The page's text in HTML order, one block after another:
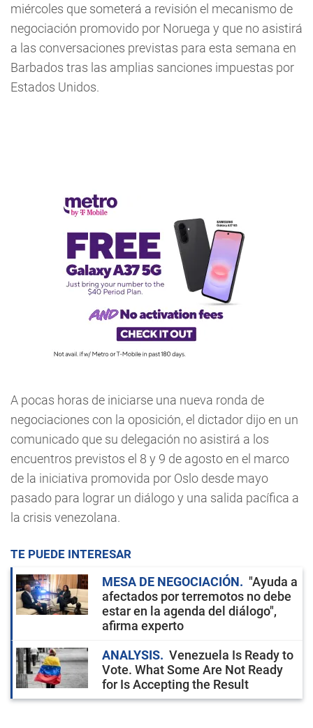
miércoles que someterá a revisión el mecanismo de
negociación promovido por Noruega y que no asistirá
a las conversaciones previstas para esta semana en
Barbados tras las amplias sanciones impuestas por
Estados Unidos.
A pocas horas de iniciarse una nueva ronda de
negociaciones con la oposición, el dictador dijo en un
comunicado que su delegación no asistirá a los
encuentros previstos el 8 y 9 de agosto en el marco
de la iniciativa promovida por Oslo desde mayo
pasado para lograr un diálogo y una salida pacífica a
la crisis venezolana.
TE PUEDE INTERESAR
MESA DE NEGOCIACIÓN
"Ayuda a
afectados por terremotos no debe
estar en la agenda del diálogo",
afirma experto
ANALYSIS
Venezuela Is Ready to
Vote. What Some Are Not Ready
for Is Accepting the Result